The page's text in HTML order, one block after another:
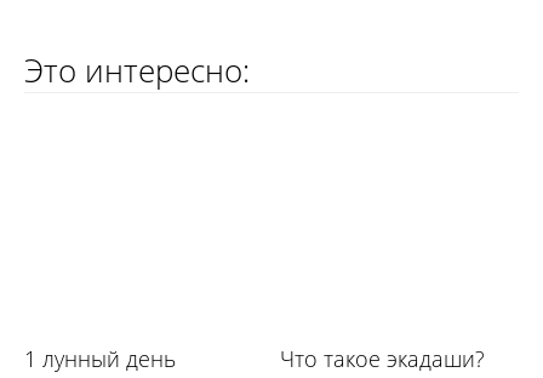
Это интересно:
1 лунный день Что такое экадаши?